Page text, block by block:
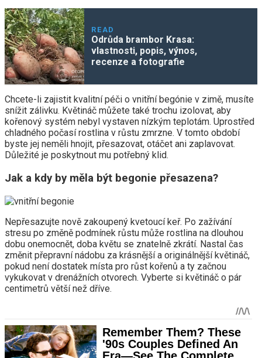
READ
Odrůda brambor Krasa:
vlastnosti, popis, výnos,
recenze a fotografie
Chcete-li zajistit kvalitní péči o vnitřní begónie v zimě, musíte
snížit zálivku. Květináč můžete také trochu izolovat, aby
kořenový systém nebyl vystaven nízkým teplotám. Uprostřed
chladného počasí rostlina v růstu zmrzne. V tomto období
byste jej neměli hnojit, přesazovat, otáčet ani zaplavovat.
Důležité je poskytnout mu potřebný klid.
Jak a kdy by měla být begonie přesazena?
Nepřesazujte nově zakoupený kvetoucí keř. Po zažívání
stresu po změně podmínek růstu může rostlina na dlouhou
dobu onemocnět, doba květu se znatelně zkrátí. Nastal čas
změnit přepravní nádobu za krásnější a originálnější květináč,
pokud není dostatek místa pro růst kořenů a ty začnou
vykukovat v drenážních otvorech. Vyberte si květináč o pár
centimetrů větší než dříve.